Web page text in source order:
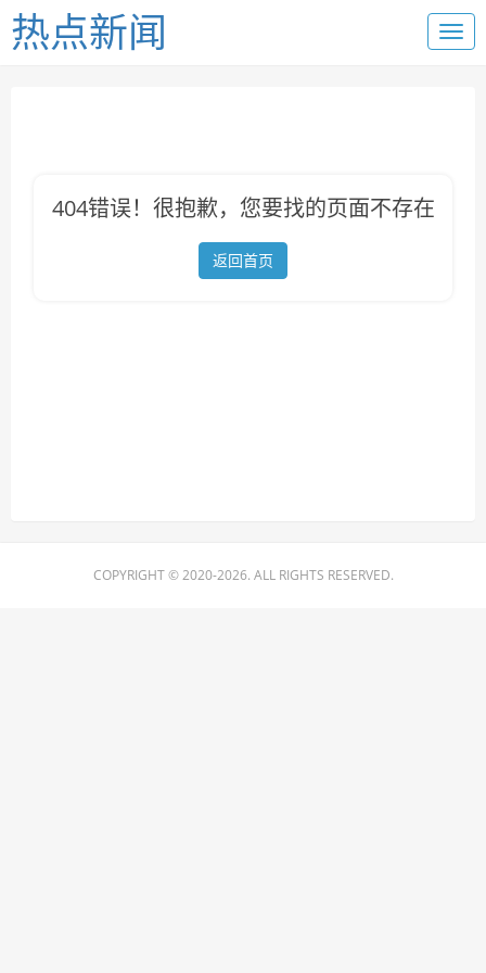
热点新闻
404错误！很抱歉，您要找的页面不存在
返回首页
COPYRIGHT © 2020-2026. ALL RIGHTS RESERVED.